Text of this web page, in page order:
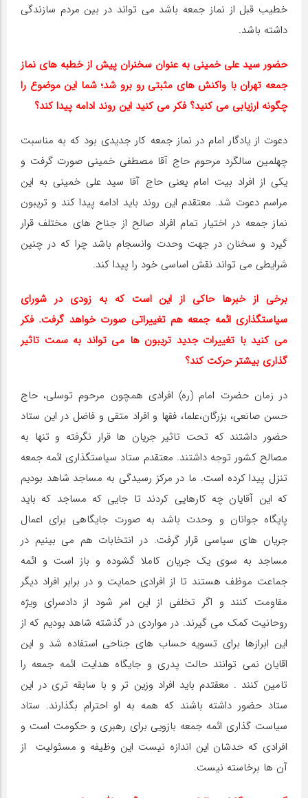
خطیب قبل از نماز جمعه باشد می تواند در بین مردم سازندگی
داشته باشد.
حضور سید علی خمینی به عنوان سخنران پیش از خطبه های نماز
جمعه تهران با واکنش های مثبتی رو برو شد؛ شما این موضوع را
چگونه ارزیابی می کنید؟ فکر می کنید این روند ادامه پیدا کند؟
دعوت از یادگار امام در نماز جمعه کار جدیدی بود که به مناسبت
چهلمین سالگرد مرحوم حاج آقا مصطفی خمینی صورت گرفت و
یکی از افراد بیت امام یعنی حاج آقا سید علی خمینی به این
مراسم دعوت شد. معتقدم این روند باید ادامه پیدا کند و تریبون
نماز جمعه در اختیار تمام افراد صالح از جناح های مختلف قرار
گیرد و سخنان در جهت وحدت وانسجام باشد چرا که در چنین
شرایطی می تواند نقش اساسی خود را پیدا کند.
برخی از خبرها حاکی از این است که به زودی در شورای
سیاستگذاری ائمه جمعه هم تغییراتی صورت خواهد گرفت. فکر
می کنید با تغییرات جدید تریبون ها می تواند به سمت تاثیر
گذاری بیشتر حرکت کند؟
در زمان حضرت امام (ره) افرادی همچون مرحوم توسلی، حاج
حسن صانعی، بزرگان،علما، فقها و افراد متقی و فاضل در این ستاد
حضور داشتند که تحت تاثیر جریان ها قرار نگرفته و تنها به
مصالح کشور توجه داشتند. معتقدم ستاد سیاستگذاری ائمه جمعه
تنزل پیدا کرده است. ما در مرکز رسیدگی به مساجد شاهد بودیم
که این آقایان چه کارهایی کردند تا جایی که مساجد که باید
پایگاه جوانان و وحدت باشد به صورت جایگاهی برای اعمال
جریان های سیاسی قرار گرفت. در انتخابات هم می بینیم در
مساجد به سوی یک جریان کاملا گشوده و باز است و ائمه
جماعت موظف هستند تا از افرادی حمایت و در برابر افراد دیگر
مقاومت کنند و اگر تخلفی از این امر شود از دادسرای ویژه
روحانیت کمک می گیرند. در مواردی در گذشته شاهد بودیم که از
این ابرازها برای تسویه حساب های جناحی استفاده شد و این
اقایان نمی توانند حالت پدری و جایگاه هدایت ائمه جمعه را
تامین کنند . معقتدم باید افراد وزین تر و با سابقه تری در این
ستاد حضور داشته باشند که همه به او احترام بگذارند. ستاد
سیاست گذاری ائمه جمعه بازویی برای رهبری و حکومت است و
افرادی که حدشان این اندازه نیست این وظیفه و مسئولیت از
آن ها برخاسته نیست.